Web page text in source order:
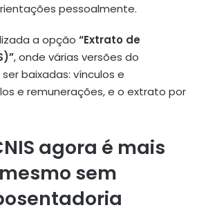
pessoalmente.
a opção “Extrato de
, onde várias versões do
baixadas: vínculos e
e remunerações, e o extrato por
agora é mais
sem